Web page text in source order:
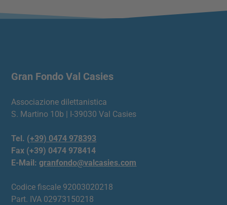
Gran Fondo Val Casies
Associazione dilettanistica
S. Martino 10b | I-39030 Val Casies
Tel. (+39) 0474 978393
Fax (+39) 0474 978414
E-Mail:granfondo@valcasies.com
Codice fiscale 92003020218
Part. IVA 02973150218